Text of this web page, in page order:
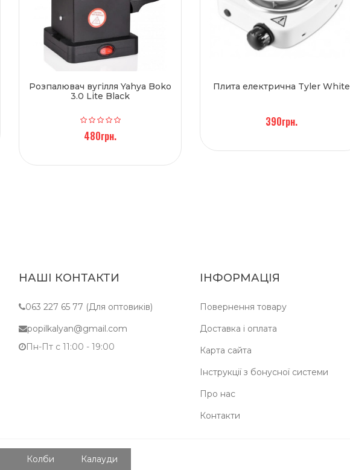
Розпалювач вугілля Yahya Boko
3.0 Lite Black
480грн.
Плита електрична Tyler White
390грн.
НАШІ КОНТАКТИ
063 227 65 77 (Для оптовиків)
popilkalyan@gmail.com
Пн-Пт c 11:00 - 19:00
ІНФОРМАЦІЯ
Повернення товару
Доставка і оплата
Карта сайта
Інструкції з бонусної системи
Про нас
Контакти
Колби Калауди